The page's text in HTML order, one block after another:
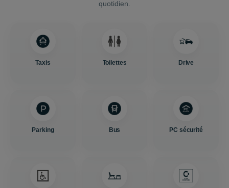
quotidien.
Taxis Toilettes Drive
Parking Bus PC sécurité